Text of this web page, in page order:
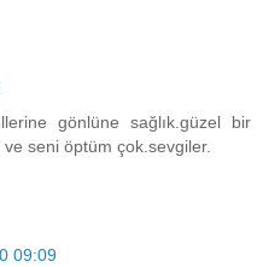
gönlüne sağlık.güzel bir
seni öptüm çok.sevgiler.
09:09